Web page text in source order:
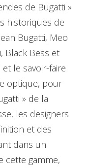
de Bugatti »
historiques de
Bugatti, Meo
Black Bess et
le savoir-faire
optique, pour
» de la
les designers
et des
dans un
cette gamme,